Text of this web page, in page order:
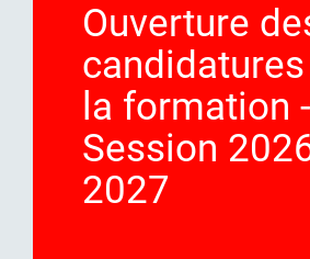
Ouverture
la formation -
Session
2027